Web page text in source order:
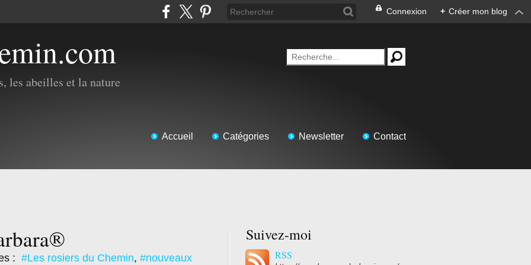
Connexion + Créer mon blog
les abeilles et la nature
Accueil Catégories Newsletter Contact
: #Les rosiers du Chemin, #nouveaux
Suivez-moi
RSS